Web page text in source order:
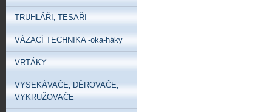
TRUHLÁŘI‚ TESAŘI
VÁZACÍ TECHNIKA -oka-háky
VRTÁKY
VYSEKÁVAČE‚ DĚROVAČE‚
VYKRUŽOVAČE